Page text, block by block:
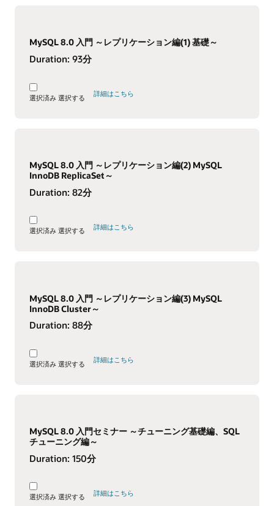
MySQL 8.0 入門 ～レプリケーション編(1) 基礎～
Duration: 93分
選択済み 選択する 詳細はこちら
MySQL 8.0 入門 ～レプリケーション編(2) MySQL
InnoDB ReplicaSet～
Duration: 82分
選択済み 選択する 詳細はこちら
MySQL 8.0 入門 ～レプリケーション編(3) MySQL
InnoDB Cluster～
Duration: 88分
選択済み 選択する 詳細はこちら
MySQL 8.0 入門セミナー ～チューニング基礎編、SQL
チューニング編～
Duration: 150分
選択済み 選択する 詳細はこちら